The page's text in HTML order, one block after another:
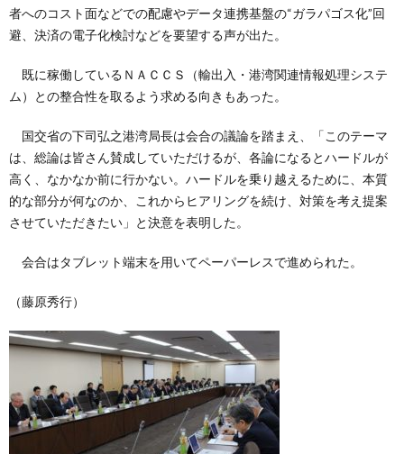
者へのコスト面などでの配慮やデータ連携基盤の“ガラパゴス化”回
避、決済の電子化検討などを要望する声が出た。
既に稼働しているＮＡＣＣＳ（輸出入・港湾関連情報処理システ
ム）との整合性を取るよう求める向きもあった。
国交省の下司弘之港湾局長は会合の議論を踏まえ、「このテーマ
は、総論は皆さん賛成していただけるが、各論になるとハードルが
高く、なかなか前に行かない。ハードルを乗り越えるために、本質
的な部分が何なのか、これからヒアリングを続け、対策を考え提案
させていただきたい」と決意を表明した。
会合はタブレット端末を用いてペーパーレスで進められた。
（藤原秀行）